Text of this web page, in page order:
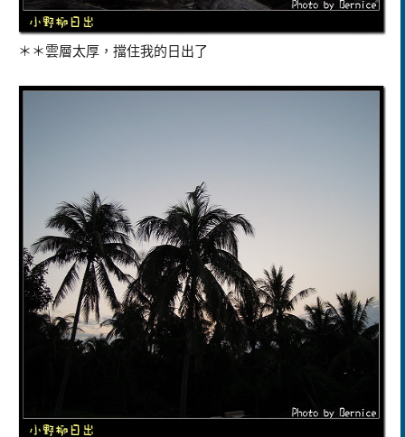
＊＊雲層太厚，擋住我的日出了